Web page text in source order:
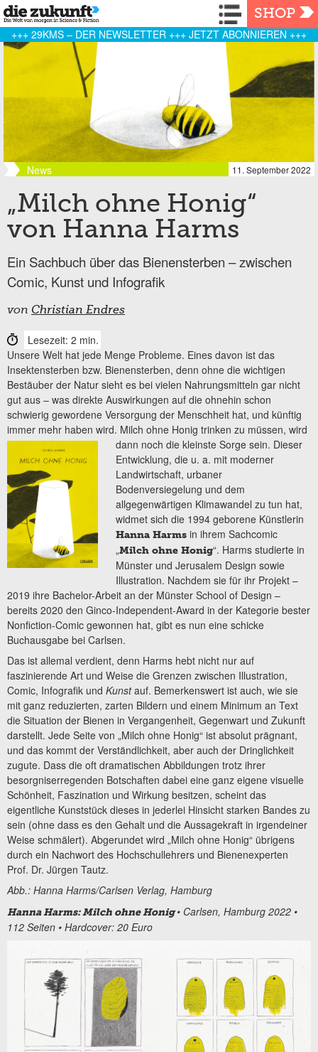
Navigation
SHOP
+++ 29KMS – DER NEWSLETTER +++ JETZT ABONNIEREN +++
News 11. September 2022
„Milch ohne Honig“
von Hanna Harms
Ein Sachbuch über das Bienensterben – zwischen
Comic, Kunst und Infografik
von Christian Endres
Lesezeit: 2 min.
Unsere Welt hat jede Menge Probleme. Eines davon ist das
Insektensterben bzw. Bienensterben, denn ohne die wichtigen
Bestäuber der Natur sieht es bei vielen Nahrungsmitteln gar nicht
gut aus – was direkte Auswirkungen auf die ohnehin schon
schwierig gewordene Versorgung der Menschheit hat, und künftig
immer mehr haben wird. Milch ohne Honig trinken zu müssen, wird
dann noch die kleinste Sorge sein. Dieser
Entwicklung, die u. a. mit moderner
Landwirtschaft, urbaner
Bodenversiegelung und dem
allgegenwärtigen Klimawandel zu tun hat,
widmet sich die 1994 geborene Künstlerin
Hanna Harms in ihrem Sachcomic
„Milch ohne Honig“. Harms studierte in
Münster und Jerusalem Design sowie
Illustration. Nachdem sie für ihr Projekt –
2019 ihre Bachelor-Arbeit an der Münster School of Design –
bereits 2020 den Ginco-Independent-Award in der Kategorie bester
Nonfiction-Comic gewonnen hat, gibt es nun eine schicke
Buchausgabe bei Carlsen.
Das ist allemal verdient, denn Harms hebt nicht nur auf
faszinierende Art und Weise die Grenzen zwischen Illustration,
Comic, Infografik und Kunstauf. Bemerkenswert ist auch, wie sie
mit ganz reduzierten, zarten Bildern und einem Minimum an Text
die Situation der Bienen in Vergangenheit, Gegenwart und Zukunft
darstellt. Jede Seite von „Milch ohne Honig“ ist absolut prägnant,
und das kommt der Verständlichkeit, aber auch der Dringlichkeit
zugute. Dass die oft dramatischen Abbildungen trotz ihrer
besorgniserregenden Botschaften dabei eine ganz eigene visuelle
Schönheit, Faszination und Wirkung besitzen, scheint das
eigentliche Kunststück dieses in jederlei Hinsicht starken Bandes zu
sein (ohne dass es den Gehalt und die Aussagekraft in irgendeiner
Weise schmälert). Abgerundet wird „Milch ohne Honig“ übrigens
durch ein Nachwort des Hochschullehrers und Bienenexperten
Prof. Dr. Jürgen Tautz.
Abb.: Hanna Harms/Carlsen Verlag, Hamburg
Hanna Harms: Milch ohne Honig• Carlsen, Hamburg 2022 •
112 Seiten • Hardcover: 20 Euro